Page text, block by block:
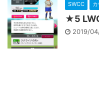
SWCC
★5
2019/